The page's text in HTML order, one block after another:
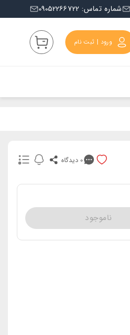
شماره تماس: 09052266722
ورود | ثبت نام
0 دیدگاه
ناموجود